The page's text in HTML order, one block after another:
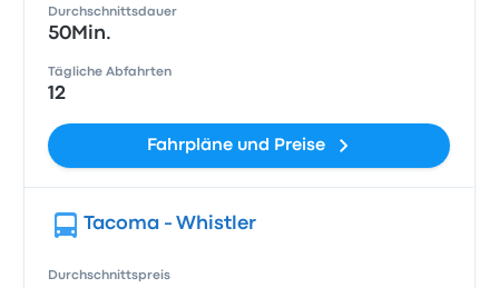
Durchschnittsdauer
50Min.
Tägliche Abfahrten
12
Fahrpläne und Preise
Tacoma - Whistler
Durchschnittspreis